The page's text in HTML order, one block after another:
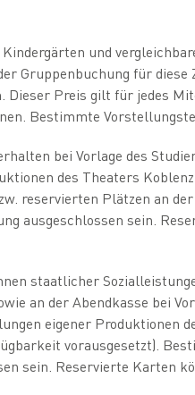
und
Gruppenbuchung für
Dieser Preis gilt für jedes
Bestimmte
bei Vorlage des
des Theaters
reservierten Plätzen an
ausgeschlossen sein.
staatlicher
an der Abendkasse bei
eigener Produktionen
vorausgesetzt).
sein. Reservierte Karten